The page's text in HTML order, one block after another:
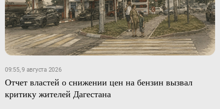
09:55, 9 августа 2026
Отчет властей о снижении цен на бензин вызвал
критику жителей Дагестана